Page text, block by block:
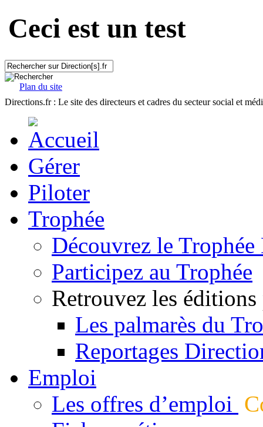
Ceci est un test
Plan du site
Directions.fr : Le site des directeurs et cadres du secteur social et
Gérer
Piloter
Trophée
Découvrez le
Participez au Trophée
Retrouvez les éditions
Les palmarès du
Reportages
Emploi
Les offres d’emploi